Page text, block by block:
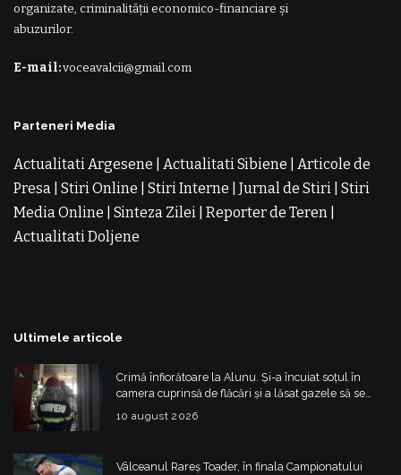
organizate, criminalității economico-financiare și
abuzurilor.
E-mail:voceavalcii@gmail.com
Parteneri Media
Actualitati Argesene Actualitati Sibiene
Articole de
Presa Stiri Online Stiri Interne Jurnal de Stiri Stiri
Media Online
Sinteza Zilei Reporter de Teren
Actualitati Doljene
Ultimele articole
Crimă înfiorătoare la Alunu. Și-a încuiat soțul în
camera cuprinsă de flăcări și a lăsat gazele să se
acumuleze. Explozia l-a aruncat de la etajul III
10 august 2026
Vâlceanul Rareș Toader, în finala Campionatului